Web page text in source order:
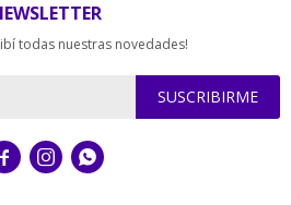
todas nuestras novedades!
SUSCRIBIRME
  